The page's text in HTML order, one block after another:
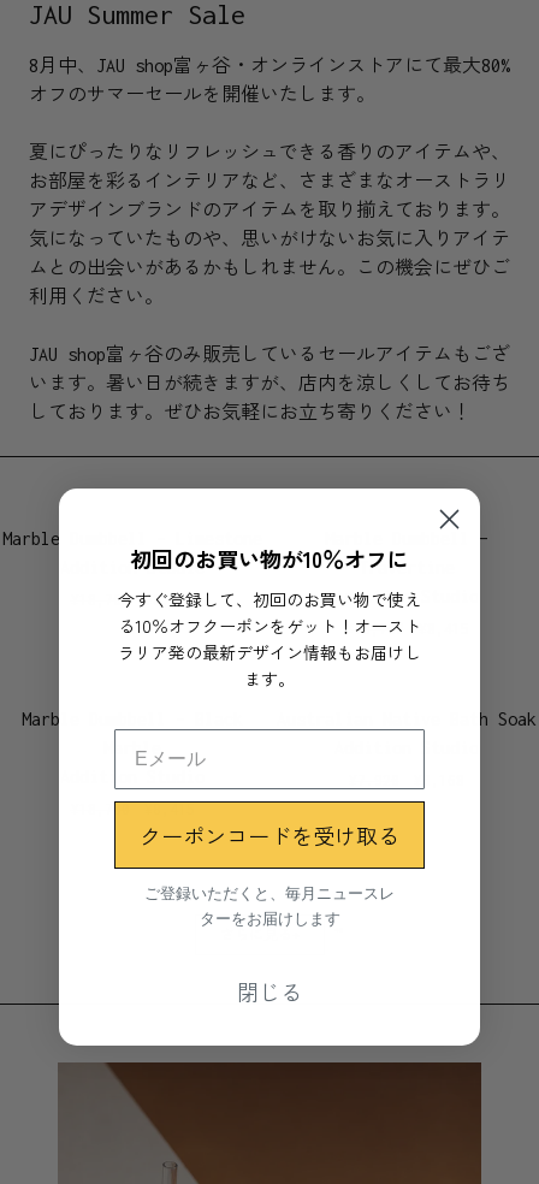
JAU Summer Sale
8月中、JAU shop富ヶ谷・オンラインストアにて最大80%
オフのサマーセールを開催いたします。
夏にぴったりなリフレッシュできる香りのアイテムや、
お部屋を彩るインテリアなど、さまざまなオーストラリ
アデザインブランドのアイテムを取り揃えております。
気になっていたものや、思いがけないお気に入りアイテ
ムとの出会いがあるかもしれません。この機会にぜひご
利用ください。
JAU shop富ヶ谷のみ販売しているセールアイテムもござ
います。暑い日が続きますが、店内を涼しくしてお待ち
しております。ぜひお気軽にお立ち寄りください！
Marble Dumbbell – Limestone
Addition Studio
18,700 ¥ 8,415
Marble Dumbbell –
Travertine
Addition Studio
¥ 18,700 ¥
Marble Dumbbell – Black
Marble
Australian Native Bath Soak
初回のお買い物が10％オフに
今すぐ登録して、初回のお買い物で使え
る10％オフクーポンをゲット！オースト
ラリア発の最新デザイン情報もお届けし
ます。
クーポンコードを受け取る
ご登録いただくと、毎月ニュースレ
ターをお届けします
閉じる